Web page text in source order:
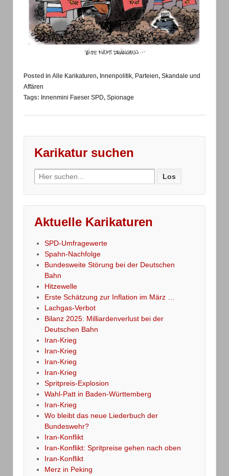
Posted in Alle Karikaturen, Innenpolitik, Parteien, Skandale und
Affären
Tags: Innenmini Faeser SPD, Spionage
Karikatur suchen
Search
for:
Aktuelle Karikaturen
SPD-Umfragewerte
Spahn-Nachfolge
Bundesweite Störung bei der Deutschen
Bahn
Hitzewelle
Erste Schätzung zur Inflation im März …
Lachgas-Verbot
Bilanz 2025: Milliardenverlust bei der
Deutschen Bahn
Iran-Krieg
Iran-Krieg
Iran-Krieg
Iran-Krieg
Spritpreis-Explosion
Wahl-Patt in Baden-Württemberg
Iran-Krieg
Wo bleibt das neue Liederbuch der
Bundeswehr?
Iran-Konflikt
Iran-Konflikt: Spritpreise gehen nach oben
Iran-Konflikt
Merz in Peking